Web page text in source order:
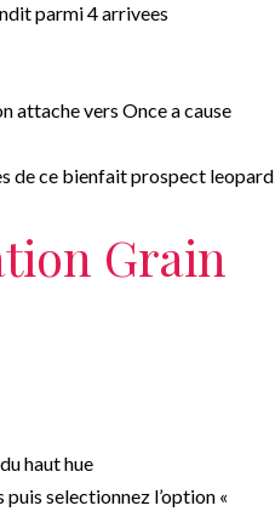
parmi 4 arrivees
attache vers Once a cause
de ce bienfait prospect leopard
Grain
haut hue
selectionnez l’option «